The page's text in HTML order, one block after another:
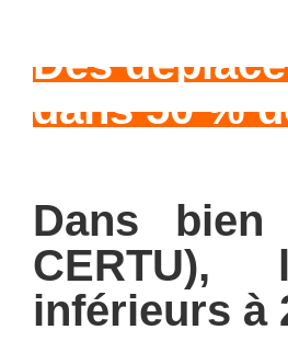
Des
dans 50 %
Dans
CERTU),
inférieurs à